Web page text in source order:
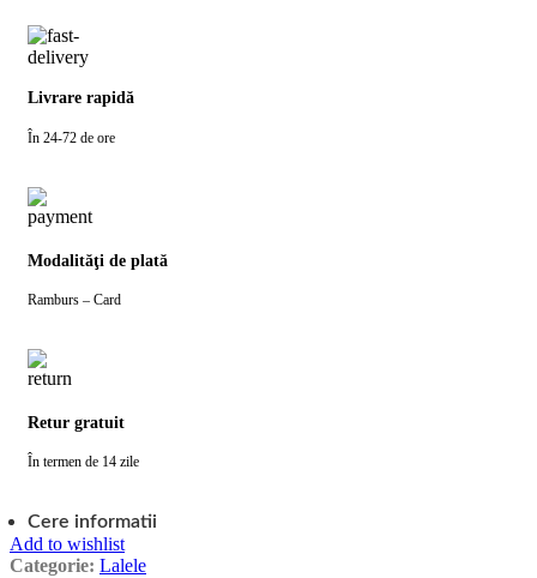
Livrare rapidă
În 24-72 de ore
Modalităţi de plată
Ramburs – Card
Retur gratuit
În termen de 14 zile
Cere informatii
Add to wishlist
Categorie: Lalele